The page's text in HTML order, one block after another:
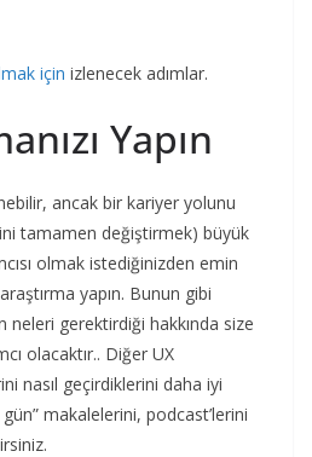
için izlenecek adımlar.
Yapın
ancak bir kariyer yolunu
tamamen değiştirmek) büyük
olmak istediğinizden emin
yapın. Bunun gibi
neleri gerektirdiği hakkında size
olacaktır.. Diğer UX
nasıl geçirdiklerini daha iyi
makalelerini, podcast’lerini